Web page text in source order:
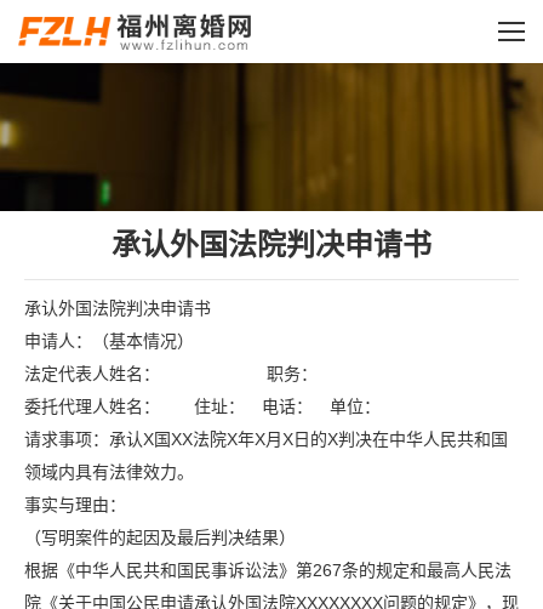
承认外国法院判决申请书
承认外国法院判决申请书
申请人：（基本情况）
法定代表人姓名： 职务：
委托代理人姓名： 住址： 电话： 单位：
请求事项：承认X国XX法院X年X月X日的X判决在中华人民共和国
领域内具有法律效力。
事实与理由：
（写明案件的起因及最后判决结果）
根据《中华人民共和国民事诉讼法》第267条的规定和最高人民法
院《关于中国公民申请承认外国法院XXXXXXXX问题的规定》，现